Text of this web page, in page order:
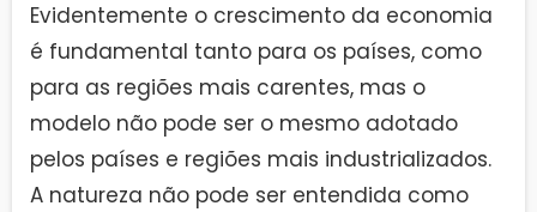
Evidentemente o crescimento da economia
é fundamental tanto para os países, como
para as regiões mais carentes, mas o
modelo não pode ser o mesmo adotado
pelos países e regiões mais industrializados.
A natureza não pode ser entendida como